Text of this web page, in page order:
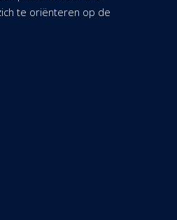
te oriënteren op de